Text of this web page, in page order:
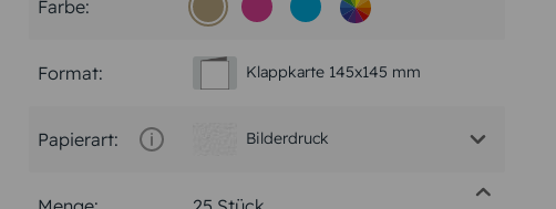
Farbe:
Format: Klappkarte 145x145 mm
Papierart: Bilderdruck